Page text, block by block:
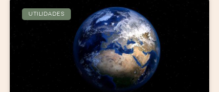
UTILIDADES